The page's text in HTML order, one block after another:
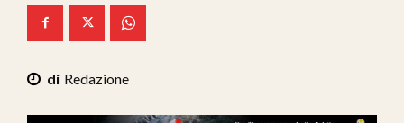
Mix Zone
Redazione